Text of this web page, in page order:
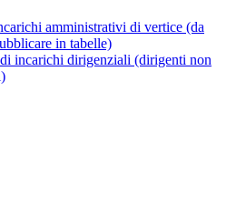
amministrativi di vertice (da
in tabelle)
incarichi dirigenziali (dirigenti non